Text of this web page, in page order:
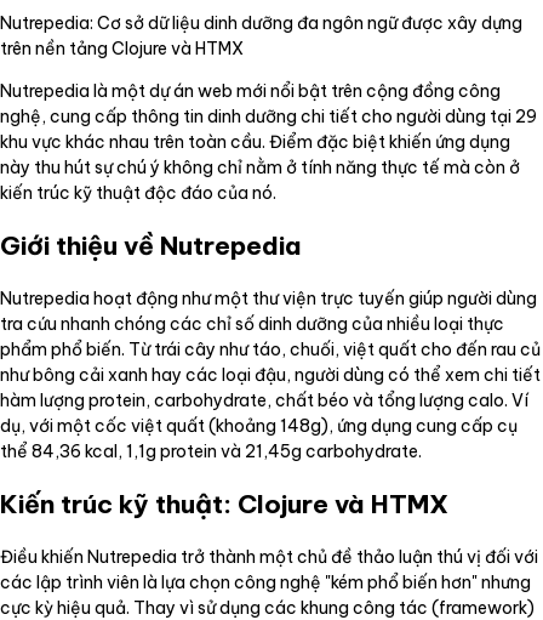
Nutrepedia: Cơ sở dữ liệu dinh dưỡng đa ngôn ngữ được xây dựng
trên nền tảng Clojure và HTMX
Nutrepedia là một dự án web mới nổi bật trên cộng đồng công
nghệ, cung cấp thông tin dinh dưỡng chi tiết cho người dùng tại 29
khu vực khác nhau trên toàn cầu. Điểm đặc biệt khiến ứng dụng
này thu hút sự chú ý không chỉ nằm ở tính năng thực tế mà còn ở
kiến trúc kỹ thuật độc đáo của nó.
Giới thiệu về Nutrepedia
Nutrepedia hoạt động như một thư viện trực tuyến giúp người dùng
tra cứu nhanh chóng các chỉ số dinh dưỡng của nhiều loại thực
phẩm phổ biến. Từ trái cây như táo, chuối, việt quất cho đến rau củ
như bông cải xanh hay các loại đậu, người dùng có thể xem chi tiết
hàm lượng protein, carbohydrate, chất béo và tổng lượng calo. Ví
dụ, với một cốc việt quất (khoảng 148g), ứng dụng cung cấp cụ
thể 84,36 kcal, 1,1g protein và 21,45g carbohydrate.
Kiến trúc kỹ thuật: Clojure và HTMX
Điều khiến Nutrepedia trở thành một chủ đề thảo luận thú vị đối với
các lập trình viên là lựa chọn công nghệ "kém phổ biến hơn" nhưng
cực kỳ hiệu quả. Thay vì sử dụng các khung công tác (framework)